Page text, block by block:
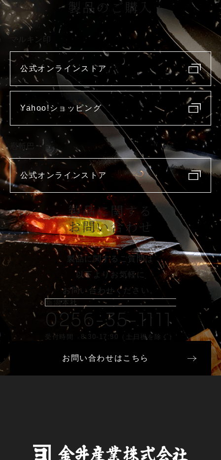
製品のご購入
マルキン印
公式オンラインストア
Yahoo!ショッピング
庖斬巴
公式オンラインストア
製品に関する
お問い合わせ
製品に関するご質問は
以下よりお気軽に
お問い合わせください。
新潟本社
0256-35-1111
受付時間 8:30-17:30（土日祝を除く）
お問い合わせはこちら